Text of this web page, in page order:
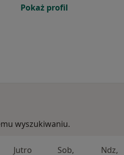
Pokaż profil
wyszukiwaniu.
Jutro Sob, Ndz,